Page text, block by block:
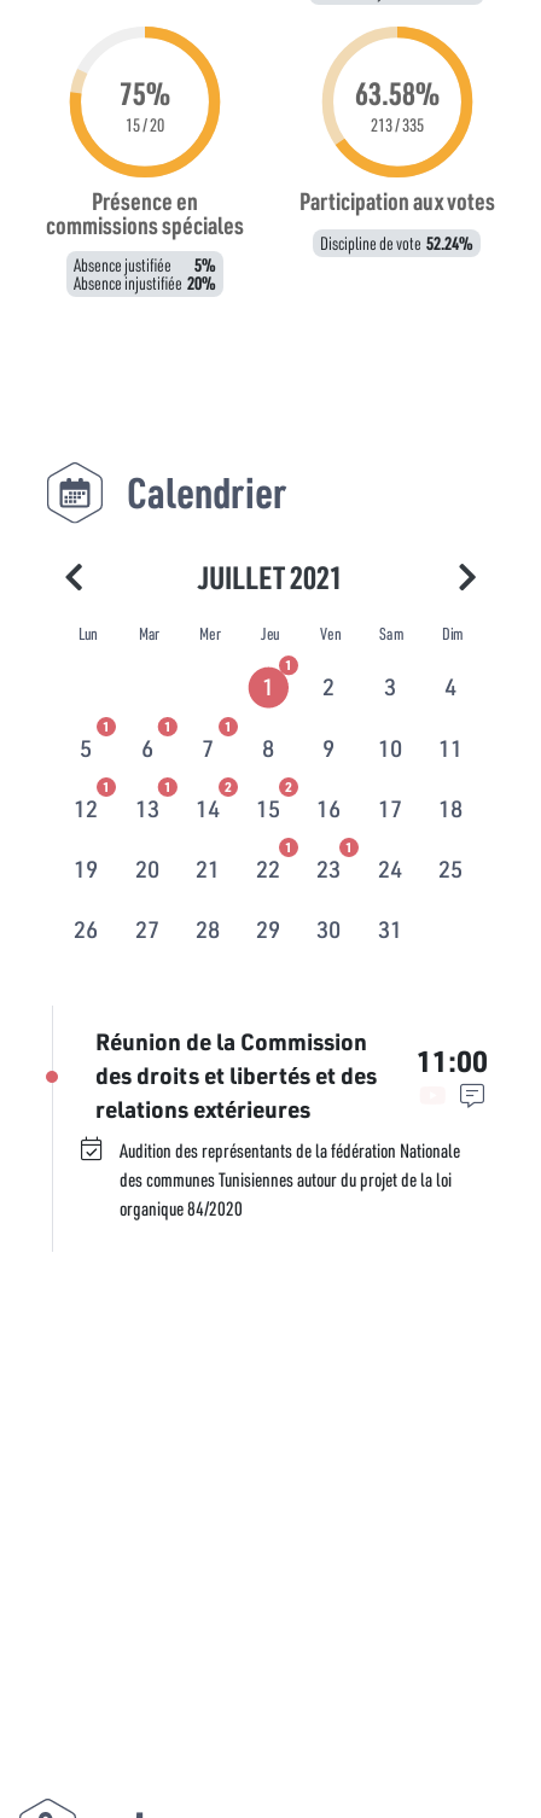
75%
15 / 20
Présence en
commissions spéciales
Absence justifiée 5%
Absence injustifiée 20%
63.58%
213 / 335
Participation aux votes
Discipline de vote 52.24%
Calendrier
JUILLET 2021
Lun Mar Mer Jeu Ven Sam Dim
1
1
2 3 4
5
1
6
1
7
1
8 9 10 11
12
1
13
1
14
2
15
2
16 17 18
19 20 21 22
1
23
1
24 25
26 27 28 29 30 31
Réunion de la Commission
des droits et libertés et des
relations extérieures
11:00
Audition des représentants de la fédération Nationale
des communes Tunisiennes autour du projet de la loi
organique 84/2020